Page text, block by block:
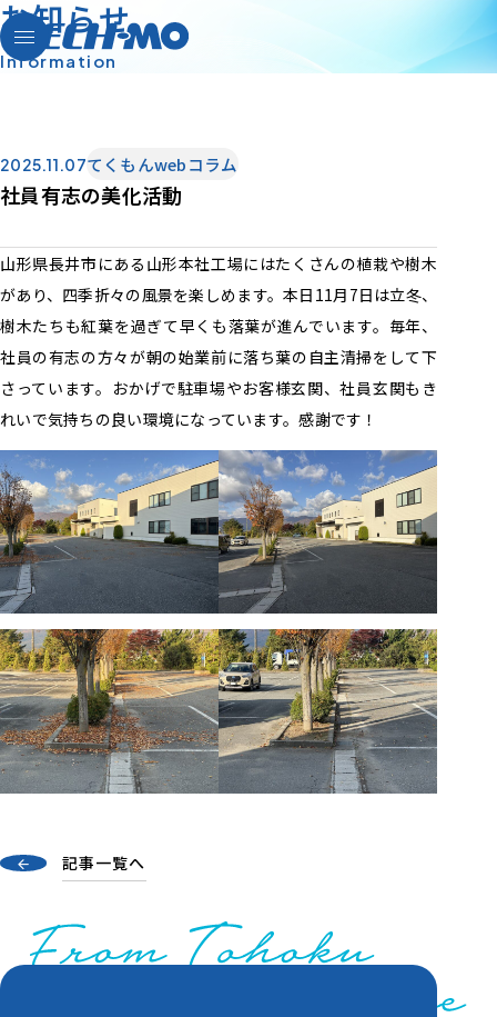
ごあいさつ
アクセス・拠点情報
NicheTop2030
私たちのものづくり
サスティナビリティ
お知らせ
Informa ti on
2025.11.07てくもんwebコラム
社員有志の美化活動
山形県長井市にある山形本社工場にはたくさんの植栽や樹木
があり、四季折々の風景を楽しめます。本日11月7日は立冬、
樹木たちも紅葉を過ぎて早くも落葉が進んでいます。毎年、
社員の有志の方々が朝の始業前に落ち葉の自主清掃をして下
さっています。おかげで駐車場やお客様玄関、社員玄関もき
れいで気持ちの良い環境になっています。感謝です！
記事一覧へ